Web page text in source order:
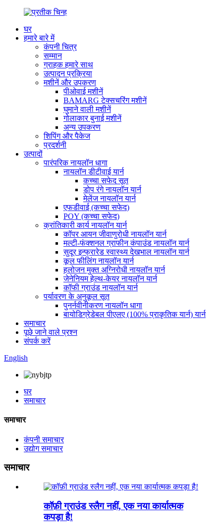
घर
हमारे बारे में
कंपनी चित्र
सम्मान
ग्राहक हमारे साथ
उत्पादन प्रक्रिया
मशीनें और उपकरण
पीओवाई मशीनें
BAMARG टेक्सचरिंग मशीनें
घुमाने वाली मशीनें
गोलाकार बुनाई मशीनें
अन्य उपकरण
शिपिंग और पैकेज
प्रदर्शनी
उत्पादों
पारंपरिक नायलॉन धागा
नायलॉन डीटीवाई यार्न
कच्चा सफेद सूत
डोप रंगे नायलॉन यार्न
मेलेंज नायलॉन यार्न
एफडीवाई (कच्चा सफेद)
POY (कच्चा सफेद)
क्रांतिकारी कार्य नायलॉन यार्न
कॉपर आयन जीवाणुरोधी नायलॉन यार्न
मल्टी-फंक्शनल ग्राफीन कंपाउंड नायलॉन यार्न
सुदूर इन्फ्रारेड स्वास्थ्य देखभाल नायलॉन यार्न
कूल फीलिंग नायलॉन यार्न
हलोजन मुक्त अग्निरोधी नायलॉन यार्न
जेनेनियम हेल्थ-केयर नायलॉन यार्न
कॉफी ग्राउंड नायलॉन यार्न
पर्यावरण के अनुकूल सूत
पुनर्नवीनीकरण नायलॉन धागा
बायोडिग्रेडेबल पीएलए (100% प्राकृतिक यार्न) यार्न
समाचार
पूछे जाने वाले प्रश्न
संपर्क करें
English
घर
समाचार
समाचार
कंपनी समाचार
उद्योग समाचार
समाचार
कॉफ़ी ग्राउंड स्लैग नहीं, एक नया कार्यात्मक
कपड़ा है!